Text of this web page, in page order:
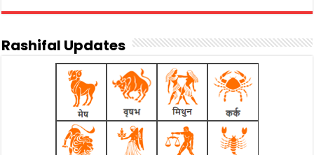
Rashifal Updates